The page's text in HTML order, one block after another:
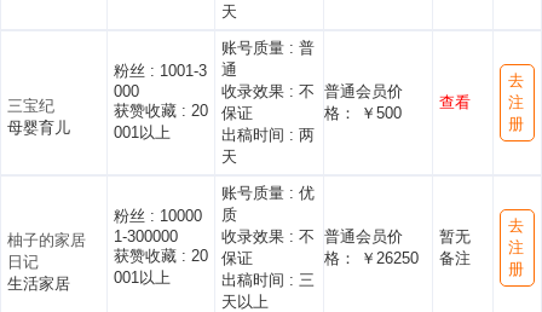
天
三宝纪
母婴育儿
粉丝 : 1001-3
000
获赞收藏 : 20
001以上
账号质量 : 普
通
收录效果 : 不
保证
出稿时间 : 两
天
普通会员价
格： ￥500
查看
去
注
册
柚子的家居
日记
生活家居
粉丝 : 10000
1-300000
获赞收藏 : 20
001以上
账号质量 : 优
质
收录效果 : 不
保证
出稿时间 : 三
天以上
普通会员价
格： ￥26250
暂无
备注
去
注
册